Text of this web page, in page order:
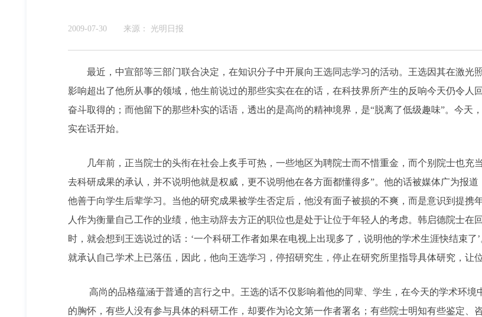
2009-07-30 来源： 光明日报
最近，中宣部等三部门联合决定，在知识分子中开展向王选同志学习的活动。王选因其在激光
影响超出了他所从事的领域，他生前说过的那些实实在在的话，在科技界所产生的反响今天仍令人
奋斗取得的；而他留下的那些朴实的话语，透出的是高尚的精神境界，是“脱离了低级趣味”。今天
实在话开始。
几年前，正当院士的头衔在社会上炙手可热，一些地区为聘院士而不惜重金，而个别院士也充
去科研成果的承认，并不说明他就是权威，更不说明他在各方面都懂得多”。他的话被媒体广为报
他善于向学生后辈学习。当他的研究成果被学生否定后，他没有面子被损的不爽，而是意识到提携
人作为衡量自己工作的业绩，他主动辞去方正的职位也是处于让位于年轻人的考虑。韩启德院士在
时，就会想到王选说过的话：‘一个科研工作者如果在电视上出现多了，说明他的学术生涯快结束
就承认自己学术上已落伍，因此，他向王选学习，停招研究生，停止在研究所里指导具体研究，让
高尚的品格蕴涵于普通的言行之中。王选的话不仅影响着他的同辈、学生，在今天的学术环境
的胸怀，有些人没有参与具体的科研工作，却要作为论文第一作者署名；有些院士明知有些鉴定